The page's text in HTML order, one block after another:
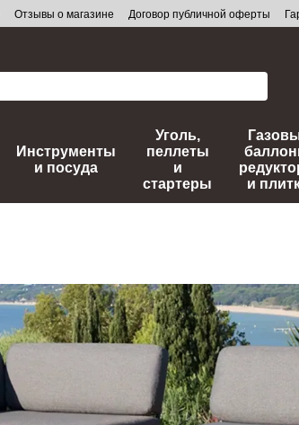
Отзывы о магазине Договор публичной оферты
Инструменты
и посуда
Уголь,
пеллеты
и
стартеры
и